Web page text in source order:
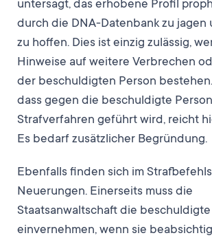
untersagt, das erhobene Profil
durch die DNA-Datenbank zu jagen
zu hoffen. Dies ist einzig zulässig,
Hinweise auf weitere Verbrechen
der beschuldigten Person
dass gegen die beschuldigte
Strafverfahren geführt wird, reicht
Es bedarf zusätzlicher Begründung.
Ebenfalls finden sich im
Neuerungen. Einerseits muss die
Staatsanwaltschaft die
einvernehmen, wenn sie